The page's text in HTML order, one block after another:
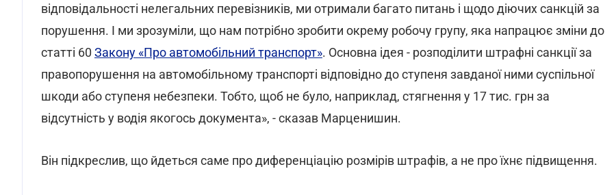
відповідальності нелегальних перевізників, ми отримали багато питань і щодо діючих санкцій за
порушення. І ми зрозуміли, що нам потрібно зробити окрему робочу групу, яка напрацює зміни до
статті 60 Закону «Про автомобільний транспорт». Основна ідея - розподілити штрафні санкції за
правопорушення на автомобільному транспорті відповідно до ступеня завданої ними суспільної
шкоди або ступеня небезпеки. Тобто, щоб не було, наприклад, стягнення у 17 тис. грн за
відсутність у водія якогось документа», - сказав Марценишин.
Він підкреслив, що йдеться саме про диференціацію розмірів штрафів, а не про їхнє підвищення.